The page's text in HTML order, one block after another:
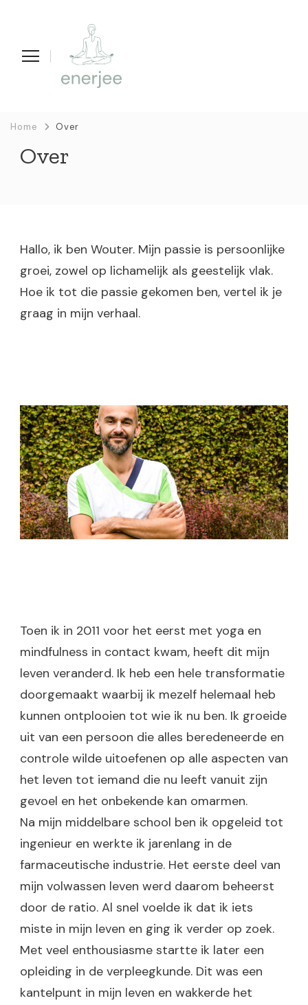
Home Over
Over
Hallo, ik ben Wouter. Mijn passie is persoonlijke
groei, zowel op lichamelijk als geestelijk vlak.
Hoe ik tot die passie gekomen ben, vertel ik je
graag in mijn verhaal.
Toen ik in 2011 voor het eerst met yoga en
mindfulness in contact kwam, heeft dit mijn
leven veranderd. Ik heb een hele transformatie
doorgemaakt waarbij ik mezelf helemaal heb
kunnen ontplooien tot wie ik nu ben. Ik groeide
uit van een persoon die alles beredeneerde en
controle wilde uitoefenen op alle aspecten van
het leven tot iemand die nu leeft vanuit zijn
gevoel en het onbekende kan omarmen.
Na mijn middelbare school ben ik opgeleid tot
ingenieur en werkte ik jarenlang in de
farmaceutische industrie. Het eerste deel van
mijn volwassen leven werd daarom beheerst
door de ratio. Al snel voelde ik dat ik iets
miste in mijn leven en ging ik verder op zoek.
Met veel enthousiasme startte ik later een
opleiding in de verpleegkunde. Dit was een
kantelpunt in mijn leven en wakkerde het